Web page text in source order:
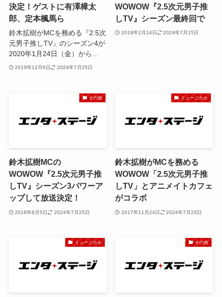
決定！ゲストに有澤樟太
郎、定本楓馬ら
鈴木拡樹がMCを務める『2.5次
元男子推しTV』のシーズン4が
2020年1月24日（金）から...
2019年12月6日 2024年7月25日
WOWOW『2.5次元男子推
しTV』シーズン最終回で
2019年2月14日 2024年7月15日
その他
鈴木拡樹MCの
WOWOW『2.5次元男子推
しTV』シーズン3パワーア
ップして放送決定！
2018年8月5日 2024年7月25日
ミュージカル
鈴木拡樹がMCを務める
WOWOW「2.5次元男子推
しTV」とアニメイトカフェ
がコラボ
2017年11月24日 2024年7月23日
ミュージカル その他